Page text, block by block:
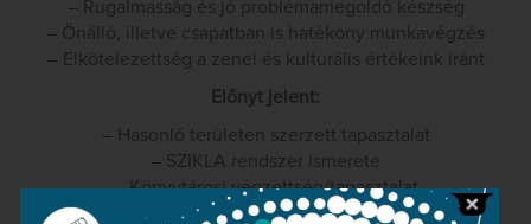
– Rugalmasság és jó problémamegoldó készség
– Önálló, illetve csapatban is hatékony munkavégzés
– Elkötelezettség a zenei és kulturális értékeink iránt
Előnyt jelent:
– Hasonló területen szerzett tapasztalat
– SZIKLA rendszer ismerete
– Könyvtárosi végzettség/tapasztalat
– Zenei érdeklődés, komolyzenei tájékozottság